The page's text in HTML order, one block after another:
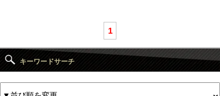
1
キーワードサーチ